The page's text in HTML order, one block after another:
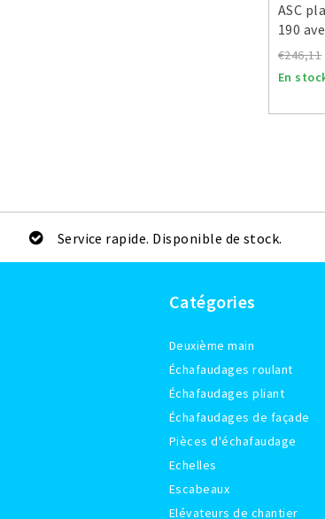
ASC
190
€246,11
En
Service rapide. Disponible de stock.
Catégories
Deuxième main
Échafaudages roulant
Échafaudages pliant
Échafaudages de façade
Pièces d'échafaudage
Echelles
Escabeaux
Elévateurs de chantier